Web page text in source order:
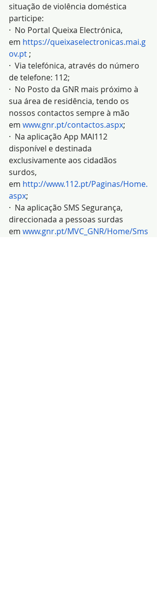
situação de violência doméstica
participe:
· No Portal Queixa Electrónica,
em https://queixaselectronicas.mai.g
ov.pt ;
· Via telefónica, através do número
de telefone: 112;
· No Posto da GNR mais próximo à
sua área de residência, tendo os
nossos contactos sempre à mão
em www.gnr.pt/contactos.aspx;
· Na aplicação App MAI112
disponível e destinada
exclusivamente aos cidadãos
surdos,
em http://www.112.pt/Paginas/Home.
aspx;
· Na aplicação SMS Segurança,
direccionada a pessoas surdas
em www.gnr.pt/MVC_GNR/Home/Sms